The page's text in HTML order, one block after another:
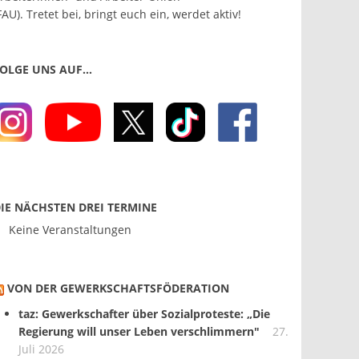
Tretet bei, bringt euch ein, werdet aktiv!
UNS AUF…
NÄCHSTEN DREI TERMINE
Keine Veranstaltungen
VON DER GEWERKSCHAFTS­FÖDERATION
taz: Gewerkschafter über Sozialproteste: „Die
Regierung will unser Leben verschlimmern"
27.
Juli 2026